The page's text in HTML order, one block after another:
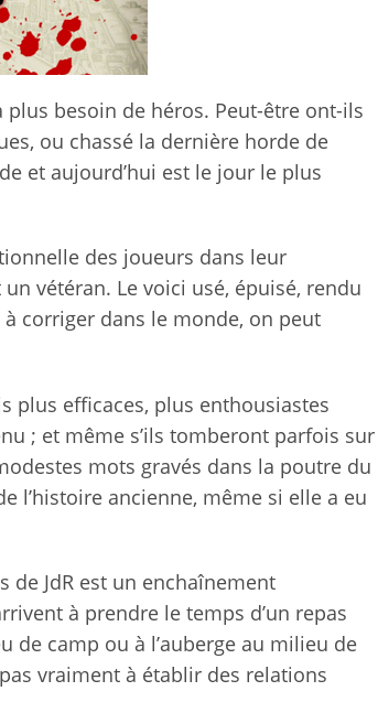
besoin de héros. Peut-être ont-ils
ou chassé la dernière horde de
et aujourd’hui est le jour le plus
des joueurs dans leur
vétéran. Le voici usé, épuisé, rendu
corriger dans le monde, on peut
plus efficaces, plus enthousiastes
; et même s’ils tomberont parfois sur
mots gravés dans la poutre du
l’histoire ancienne, même si elle a eu
de JdR est un enchaînement
à prendre le temps d’un repas
de camp ou à l’auberge au milieu de
vraiment à établir des relations